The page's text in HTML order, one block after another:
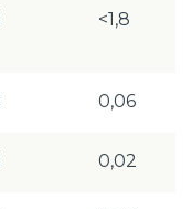
<1,8
0,06
0,02